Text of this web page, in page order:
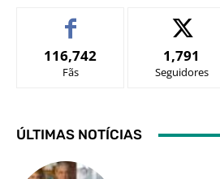
116,742
Fãs
1,791
Seguidores
ÚLTIMAS NOTÍCIAS